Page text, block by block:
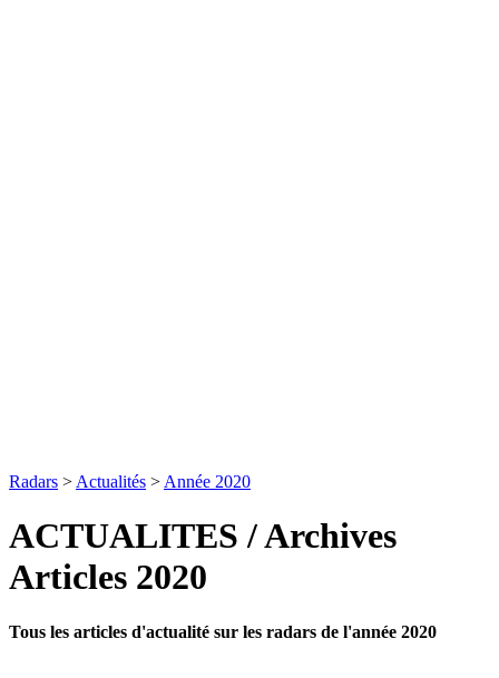
Radars > Actualités > Année 2020
ACTUALITES / Archives
Articles 2020
Tous les articles d'actualité sur les radars de l'année 2020